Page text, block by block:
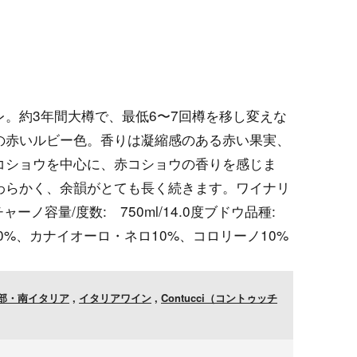
約3年間大樽で、最低6〜7回樽を移し変えな
いルビー色。香りは凝縮感のある赤い果実、
ョウを中心に、赤コショウの香りを感じま
かく、余韻がとても長く続きます。ワイナリ
ーノ容量/度数: 750ml/14.0度ブドウ品種:
、カナイオーロ・ネロ10%、コロリーノ10%
・南イタリア , イタリアワイン , Contucci（コントゥッチ